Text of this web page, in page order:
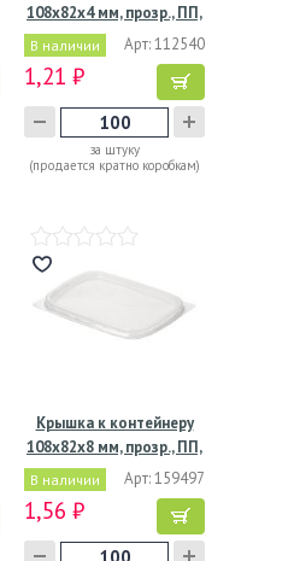
108х82х4 мм, прозр., ПП,
В наличии Арт: 112540
1,21 ₽
за штуку
(продается кратно коробкам)
Крышка к контейнеру
108х82х8 мм, прозр., ПП,
В наличии Арт: 159497
1,56 ₽